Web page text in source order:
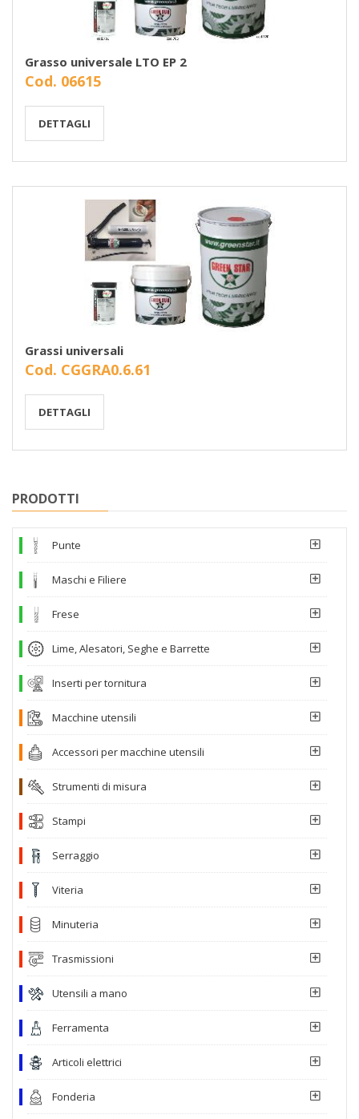
Grasso universale LTO EP 2
Cod. 06615
DETTAGLI
Grassi universali
Cod. CGGRA0.6.61
DETTAGLI
PRODOTTI
Punte
Maschi e Filiere
Frese
Lime, Alesatori, Seghe e Barrette
Inserti per tornitura
Macchine utensili
Accessori per macchine utensili
Strumenti di misura
Stampi
Serraggio
Viteria
Minuteria
Trasmissioni
Utensili a mano
Ferramenta
Articoli elettrici
Fonderia